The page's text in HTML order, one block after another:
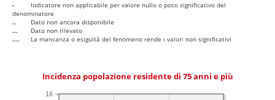
-
Indicatore non applicabile per valore nullo o poco significativo del
denominatore
..
Dato non ancora disponibile
...
Dato non rilevato
....
La mancanza o esiguità del fenomeno rende i valori non significativi
Incidenza popolazione residente di 75 anni e più
16